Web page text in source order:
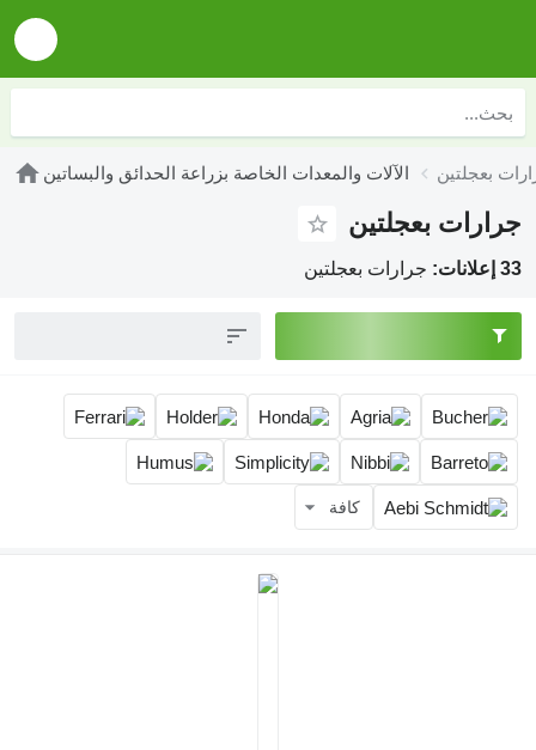
الخاصة بزراعة الحدائق والبساتين